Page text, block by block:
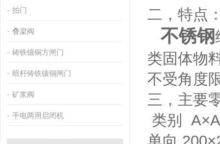
拍门
叠梁阀
铸铁镶铜方闸门
暗杆铸铁镶铜闸门
矿浆阀
手电两用启闭机
二，特点
不锈钢
类固体物
不受角度
三，主要
类别